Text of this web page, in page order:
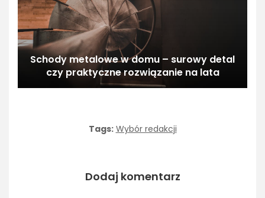
Schody metalowe w domu – surowy detal
czy praktyczne rozwiązanie na lata
Tags: Wybór redakcji
Dodaj komentarz